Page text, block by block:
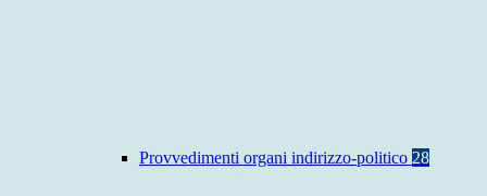
Provvedimenti organi indirizzo-politico 28